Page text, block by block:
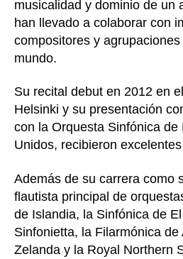
musicalidad y dominio de un
han llevado a colaborar con
compositores y
mundo.
Su recital debut en 2012 en
Helsinki y su presentación
con la Orquesta Sinfónica
Unidos, recibieron
Además de su carrera como
flautista principal de
de Islandia, la Sinfónica de
Sinfonietta, la Filarmónica
Zelanda y la Royal Northern